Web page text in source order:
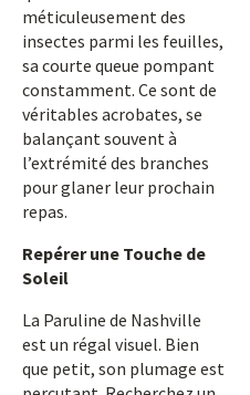
méticuleusement des
insectes parmi les feuilles,
sa courte queue pompant
constamment. Ce sont de
véritables acrobates, se
balançant souvent à
l’extrémité des branches
pour glaner leur prochain
repas.
Repérer une Touche de
Soleil
La Paruline de Nashville
est un régal visuel. Bien
que petit, son plumage est